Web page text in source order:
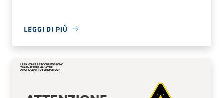
LEGGI DI PIÙ